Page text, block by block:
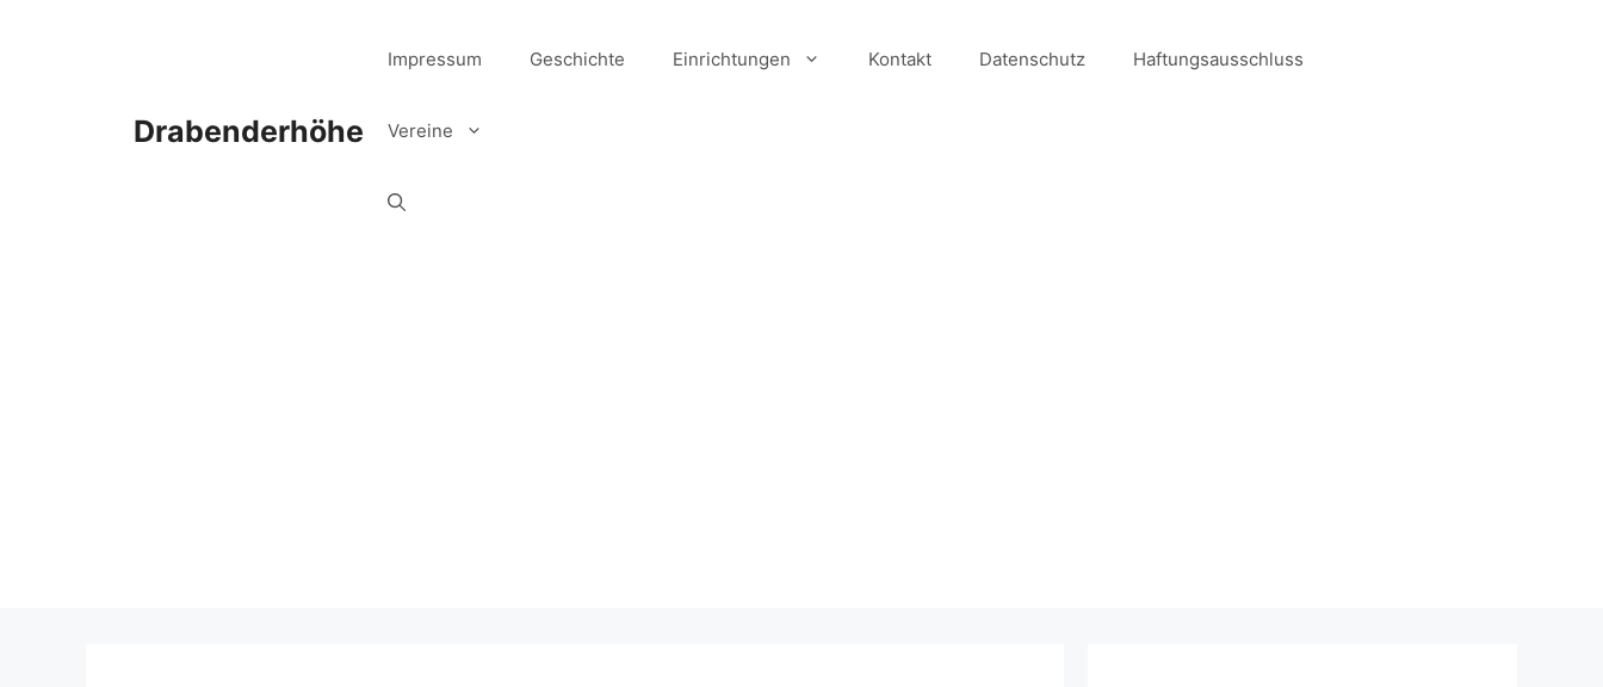
Drabenderhöhe
Impressum Geschichte Einrichtungen Kontakt Datenschutz Haftungsausschluss
Vereine